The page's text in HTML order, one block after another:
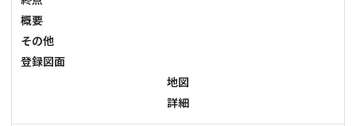
概要
その他
登録図面
地図
詳細